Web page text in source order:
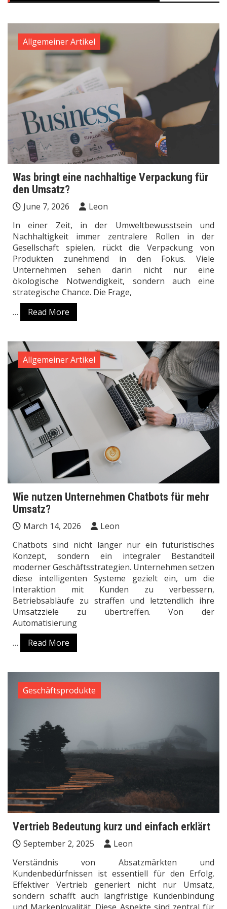
Allgemeiner Artikel
Was bringt eine nachhaltige Verpackung für
den Umsatz?
June 7, 2026
Leon
In einer Zeit, in der Umweltbewusstsein und
Nachhaltigkeit immer zentralere Rollen in der
Gesellschaft spielen, rückt die Verpackung von
Produkten zunehmend in den Fokus. Viele
Unternehmen sehen darin nicht nur eine
ökologische Notwendigkeit, sondern auch eine
strategische Chance. Die Frage,
…
Read More
Allgemeiner Artikel
Wie nutzen Unternehmen Chatbots für mehr
Umsatz?
March 14, 2026
Leon
Chatbots sind nicht länger nur ein futuristisches
Konzept, sondern ein integraler Bestandteil
moderner Geschäftsstrategien. Unternehmen setzen
diese intelligenten Systeme gezielt ein, um die
Interaktion mit Kunden zu verbessern,
Betriebsabläufe zu straffen und letztendlich ihre
Umsatzziele zu übertreffen. Von der
Automatisierung
…
Read More
Geschäftsprodukte
Vertrieb Bedeutung kurz und einfach erklärt
September 2, 2025
Leon
Verständnis von Absatzmärkten und
Kundenbedürfnissen ist essentiell für den Erfolg.
Effektiver Vertrieb generiert nicht nur Umsatz,
sondern schafft auch langfristige Kundenbindung